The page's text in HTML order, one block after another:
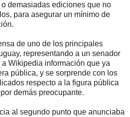
demasiadas ediciones que no
para asegurar un mínimo de
de uno de los principales
representando a un senador
Wikipedia información que ya
pública, y se sorprende con los
respecto a la figura pública
demás preocupante.
al segundo punto que anunciaba